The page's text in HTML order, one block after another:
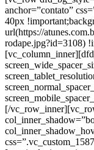
anchor=”contato”
40px
url(https://
rodape.jpg?id=3108)
[/